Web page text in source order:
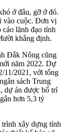
ở đâu, gỡ ở đó.
vào cuộc. Đơn vị
lãnh đạo tỉnh
khẳng định.
Đắk Nông cũng
năm 2022. Dự
11/2021, với tổng
sách Trung
dự án được bố trí
hơn 5,3 tỷ
trình xây dựng tỉnh